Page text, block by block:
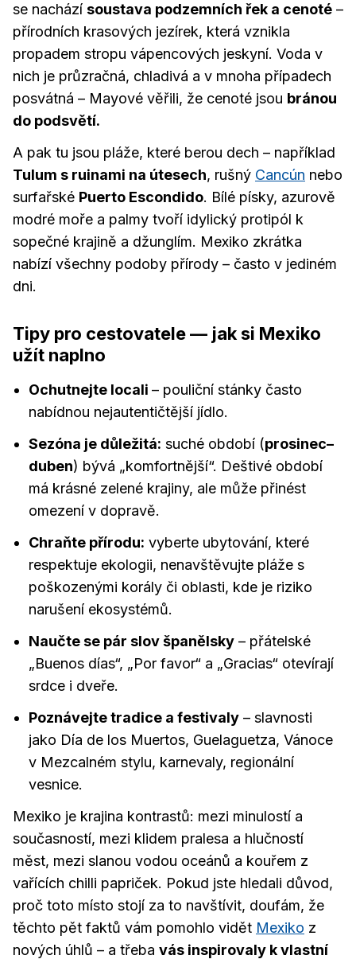
se nachází soustava podzemních řek a cenoté –
přírodních krasových jezírek, která vznikla
propadem stropu vápencových jeskyní. Voda v
nich je průzračná, chladivá a v mnoha případech
posvátná – Mayové věřili, že cenoté jsou bránou
do podsvětí.
A pak tu jsou pláže, které berou dech – například
Tulum s ruinami na útesech, rušný Cancún nebo
surfařské Puerto Escondido. Bílé písky, azurově
modré moře a palmy tvoří idylický protipól k
sopečné krajině a džunglím. Mexiko zkrátka
nabízí všechny podoby přírody – často v jediném
dni.
Tipy pro cestovatele — jak si Mexiko
užít naplno
Ochutnejte locali – pouliční stánky často
nabídnou nejautentičtější jídlo.
Sezóna je důležitá: suché období (prosinec–
duben) bývá „komfortnější“. Deštivé období
má krásné zelené krajiny, ale může přinést
omezení v dopravě.
Chraňte přírodu: vyberte ubytování, které
respektuje ekologii, nenavštěvujte pláže s
poškozenými korály či oblasti, kde je riziko
narušení ekosystémů.
Naučte se pár slov španělsky – přátelské
„Buenos días“, „Por favor“ a „Gracias“ otevírají
srdce i dveře.
Poznávejte tradice a festivaly – slavnosti
jako Día de los Muertos, Guelaguetza, Vánoce
v Mezcalném stylu, karnevaly, regionální
vesnice.
Mexiko je krajina kontrastů: mezi minulostí a
současností, mezi klidem pralesa a hlučností
měst, mezi slanou vodou oceánů a kouřem z
vařících chilli papriček. Pokud jste hledali důvod,
proč toto místo stojí za to navštívit, doufám, že
těchto pět faktů vám pomohlo vidět Mexiko z
nových úhlů – a třeba vás inspirovaly k vlastní